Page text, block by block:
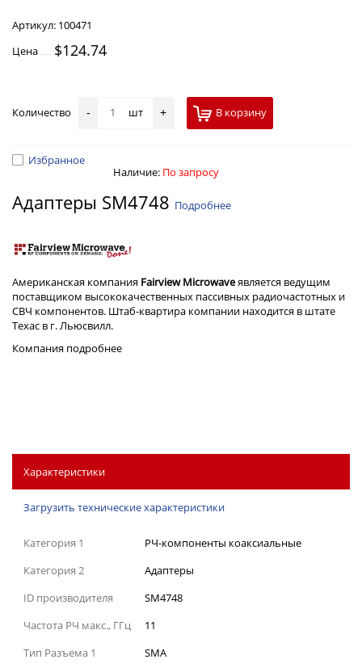
Артикул: 100471
Цена
$124.74
Количество - шт + В корзину
Избранное
Наличие: По запросу
Адаптеры SM4748 Подробнее
Американская компания Fairview Microwaveявляется ведущим
поставщиком высококачественных пассивных радиочастотных и
СВЧ компонентов. Штаб-квартира компании находится в штате
Техас в г. Льюсвилл.
Компания подробнее
Характеристики
Загрузить технические характеристики
Категория 1
РЧ-компоненты коаксиальные
Категория 2
Адаптеры
ID производителя
SM4748
Частота РЧ макс., ГГц
11
Тип Разъема 1
SMA